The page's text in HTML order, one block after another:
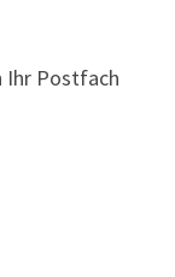
Ihr Postfach